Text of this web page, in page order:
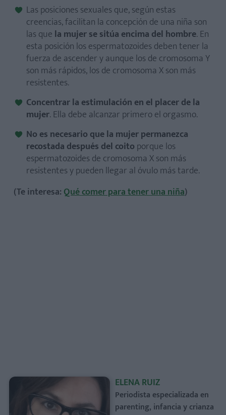
Las posiciones sexuales que, según estas
creencias, facilitan la concepción de una niña son
las que la mujer se sitúa encima del hombre. En
esta posición los espermatozoides deben tener la
fuerza de ascender y aunque los de cromosoma Y
son más rápidos, los de cromosoma X son más
resistentes.
Concentrar la estimulación en el placer de la
mujer. Ella debe alcanzar primero el orgasmo.
No es necesario que la mujer permanezca
recostada después del coito porque los
espermatozoides de cromosoma X son más
resistentes y pueden llegar al óvulo más tarde.
(Te interesa: Qué comer para tener una niña)
ELENA RUIZ
Periodista especializada en
parenting, infancia y crianza